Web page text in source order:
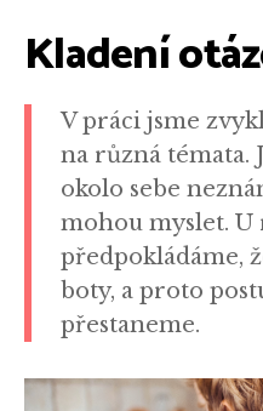
Kladení
V práci jsme
na různá témata.
okolo sebe
mohou myslet.
předpokládáme,
boty, a proto
přestaneme.